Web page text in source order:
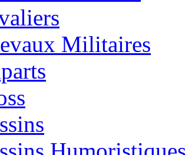
Militaires